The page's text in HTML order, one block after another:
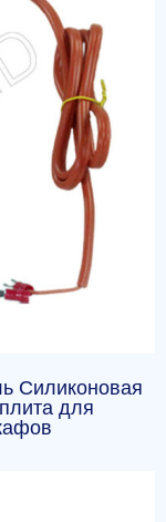
Силиконовая
для